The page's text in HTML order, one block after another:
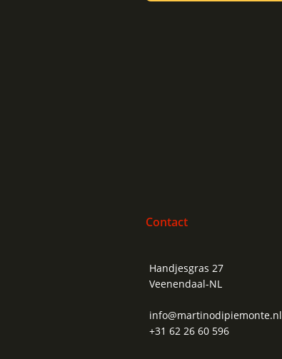
Contact
Handjesgras 27
Veenendaal-NL
info@martinodipiemonte.nl
+31 62 26 60 596